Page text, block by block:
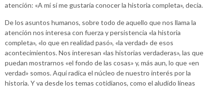
atención: «A mí sí me gustaría conocer la historia completa», decía.
De los asuntos humanos, sobre todo de aquello que nos llama la
atención nos interesa con fuerza y persistencia «la historia
completa», «lo que en realidad pasó», «la verdad» de esos
acontecimientos. Nos interesan «las historias verdaderas», las que
puedan mostrarnos «el fondo de las cosas» y, más aun, lo que «en
verdad» somos. Aquí radica el núcleo de nuestro interés por la
historia. Y va desde los temas cotidianos, como el aludido líneas